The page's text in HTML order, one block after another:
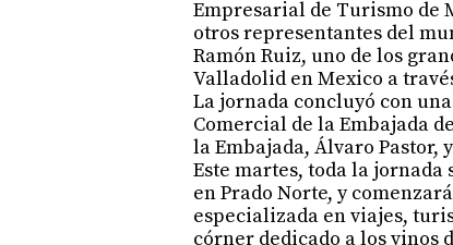
Empresarial de Turismo de
otros representantes del
Ramón Ruiz, uno de los
Valladolid en Mexico a
La jornada concluyó con
Comercial de la Embajada
la Embajada, Álvaro Pastor,
Este martes, toda la jornada
en Prado Norte, y
especializada en viajes,
córner dedicado a los vinos